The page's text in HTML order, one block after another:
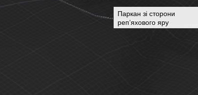
Паркан зі сторони
репʼяхового яру